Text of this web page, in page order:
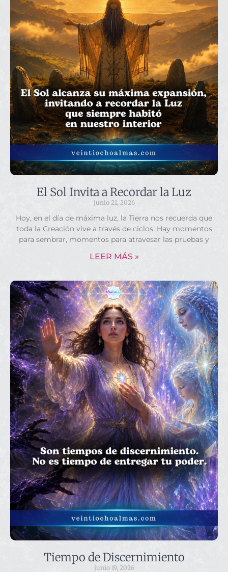
El Sol Invita a Recordar la Luz
junio 21, 2026
Hoy, en el día de máxima luz, la Tierra nos recuerda que
toda la Creación vive a través de ciclos. Hay momentos
para sembrar, momentos para atravesar las pruebas y
LEER MÁS »
Tiempo de Discernimiento
junio 19, 2026